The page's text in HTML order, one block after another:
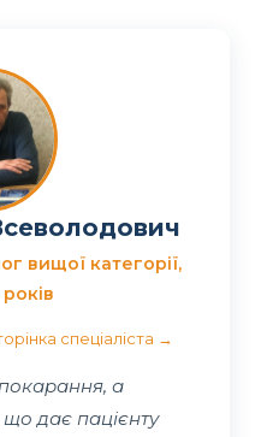
вищої категорії,
спеціаліста →
а
дає пацієнту